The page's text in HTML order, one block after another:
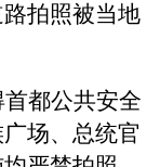
拍照被当地
都公共安全
场、总统官